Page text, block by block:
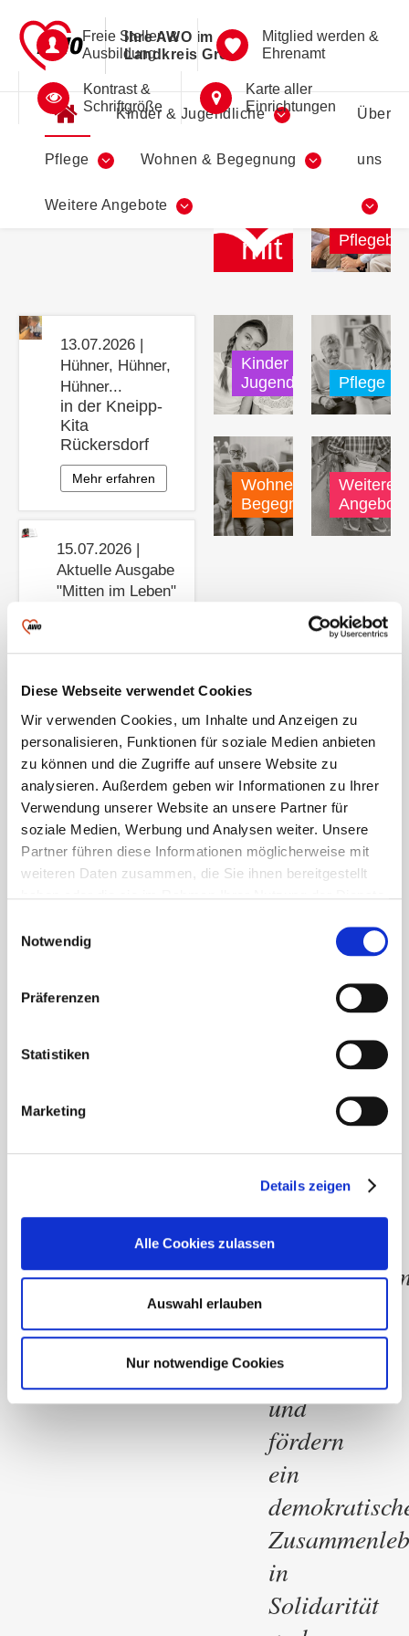
Diese Webseite verwendet Cookies
Wir verwenden Cookies, um Inhalte und Anzeigen zu
personalisieren, Funktionen für soziale Medien anbieten
zu können und die Zugriffe auf unsere Website zu
analysieren. Außerdem geben wir Informationen zu Ihrer
Verwendung unserer Website an unsere Partner für
soziale Medien, Werbung und Analysen weiter. Unsere
Partner führen diese Informationen möglicherweise mit
weiteren Daten zusammen, die Sie ihnen bereitgestellt
Notwendig
Präferenzen
Statistiken
Marketing
Details zeigen
Alle Cookies zulassen
Auswahl erlauben
Nur notwendige Cookies
Ihre AWO im
Landkreis Greiz
Freie Stellen &
Ausbildung
Mitglied werden &
Ehrenamt
Kontrast &
Schriftgröße
Karte aller
Einrichtungen
Kinder & Jugendliche
Pflege Wohnen & Begegnung
Weitere Angebote
Über
uns
mit Herz
informiert
AWO
13.07.2026 |
Hühner, Hühner,
Hühner...
in der Kneipp-
Kita
Rückersdorf
Mehr erfahren
15.07.2026 |
Aktuelle Ausgabe
"Mitten im Leben"
Zeulenroda
Mehr erfahren
Aktuelles
AWO
Landesverband
Thüringen e.V.
Mehr erfahren
Sammeln,
Unterstützung
Kinder und
Jugendliche Pflege
Wohnen &
Begegnung
Weitere
Angebote
Mehr zum
AWO
Greiz
Triebes
Wir
unterstützen
Menschen,
ein
zu
führen,
und
fördern
ein
in
Solidarität